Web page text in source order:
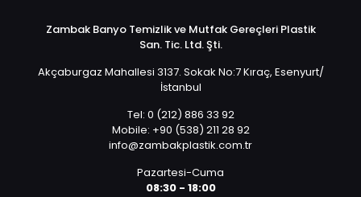
Zambak Banyo Temizlik ve Mutfak Gereçleri Plastik
San. Tic. Ltd. Şti.
Akçaburgaz Mahallesi 3137. Sokak No:7 Kıraç, Esenyurt/
İstanbul
Tel: 0 (212) 886 33 92
Mobile: +90 (538) 211 28 92
info@zambakplastik.com.tr
Pazartesi-Cuma
08:30 - 18:00